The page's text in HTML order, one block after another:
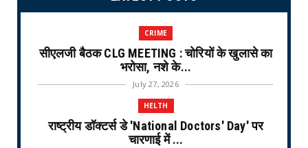
CRIME
सीएलजी बैठक CLG MEETING : चोरियों के खुलासे का
भरोसा, नशे के...
July 27, 2026
HELTH
राष्ट्रीय डॉक्टर्स डे 'National Doctors' Day' पर
चारणाई में ...